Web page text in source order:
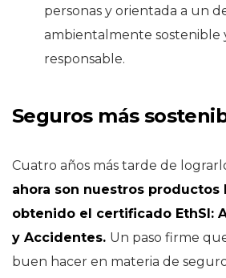
personas y orientada a un
ambientalmente sostenible
responsable.
Seguros más
Cuatro años más tarde de
ahora son nuestros productos
obtenido el certificado EthSI:
y Accidentes. Un paso firme
buen hacer en materia de